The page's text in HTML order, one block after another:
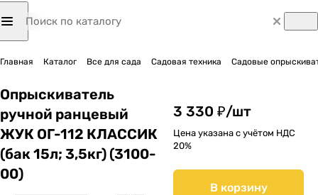
Главная Каталог Все для сада Садовая техника Садовые
Опрыскиватель
ручной ранцевый
ЖУК ОГ-112 КЛАССИК
(бак 15л; 3,5кг) (3100-
00)
3 330 ₽/шт
Цена указана с учётом НДС
20%
В корзину